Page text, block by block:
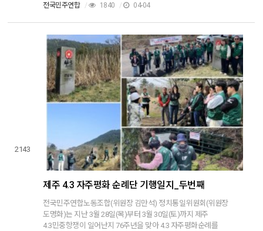
전국민주연합 / 1840 / 04-04
2143
제주 4.3 자주평화 순례단 기행일지_두번째
전국민주연합노동조합(위원장 김만석) 정치통일위원회(위원장
도명화)는 지난 3월 28일(목)부터 3월 30일(토)까지 제주
4.3민중항쟁이 일어난지 76주년을 맞아 4.3 자주평화순례를